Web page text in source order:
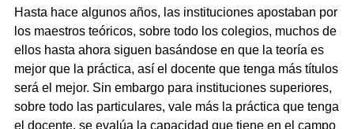
Hasta hace algunos años, las instituciones apostaban por
los maestros teóricos, sobre todo los colegios, muchos de
ellos hasta ahora siguen basándose en que la teoría es
mejor que la práctica, así el docente que tenga más títulos
será el mejor. Sin embargo para instituciones superiores,
sobre todo las particulares, vale más la práctica que tenga
el docente, se evalúa la capacidad que tiene en el campo